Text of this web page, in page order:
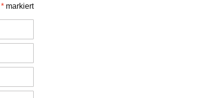
* markiert